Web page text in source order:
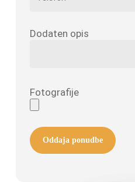
Dodaten opis
Fotografije